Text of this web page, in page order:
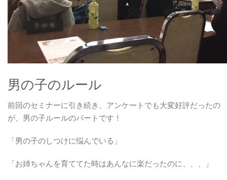
in
草
津
は
男の子のルール
前回のセミナーに引き続き、アンケートでも大変好評だったの
が、男の子ルールのパートです！
「男の子のしつけに悩んでいる」
「お姉ちゃんを育ててた時はあんなに楽だったのに、、、」